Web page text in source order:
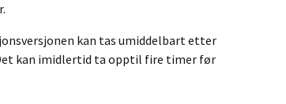
kan tas umiddelbart etter
kan imidlertid ta opptil fire timer før